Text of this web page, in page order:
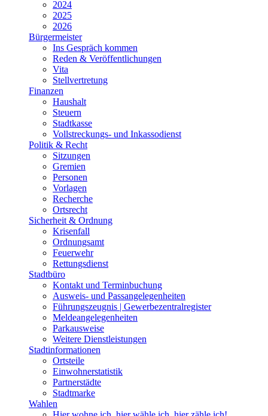
2024
2025
2026
Bürgermeister
Ins Gespräch kommen
Reden & Veröffentlichungen
Vita
Stellvertretung
Finanzen
Haushalt
Steuern
Stadtkasse
Vollstreckungs- und Inkassodienst
Politik & Recht
Sitzungen
Gremien
Personen
Vorlagen
Recherche
Ortsrecht
Sicherheit & Ordnung
Krisenfall
Ordnungsamt
Feuerwehr
Rettungsdienst
Stadtbüro
Kontakt und Terminbuchung
Ausweis- und Passangelegenheiten
Führungszeugnis | Gewerbezentralregister
Meldeangelegenheiten
Parkausweise
Weitere Dienstleistungen
Stadtinformationen
Ortsteile
Einwohnerstatistik
Partnerstädte
Stadtmarke
Wahlen